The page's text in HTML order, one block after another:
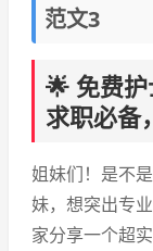
范文3
🌟 免费
求职必备
姐妹们！是不
妹，想突出专
家分享一个超